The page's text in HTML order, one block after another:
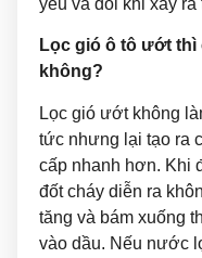
yếu và đôi khi xảy ra
Lọc gió ô tô ướt
không?
Lọc gió ướt không
tức nhưng lại tạo ra
cấp nhanh hơn. Khi
đốt cháy diễn ra
tăng và bám xuống
vào dầu. Nếu nước